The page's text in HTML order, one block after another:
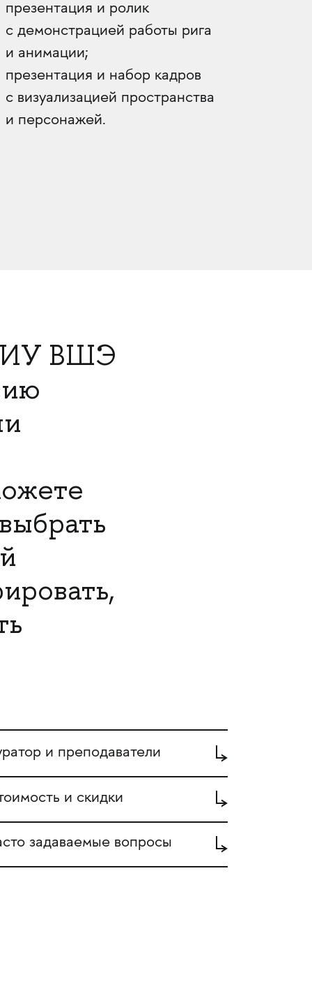
презентация и ролик
с демонстрацией работы рига
и анимации;
презентация и набор кадров
с визуализацией пространства
и персонажей.
ВШЭ
и преподаватели
и скидки
задаваемые вопросы